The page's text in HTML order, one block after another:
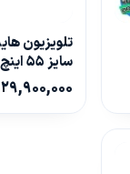
سایز 55 اینچ
29,900,000